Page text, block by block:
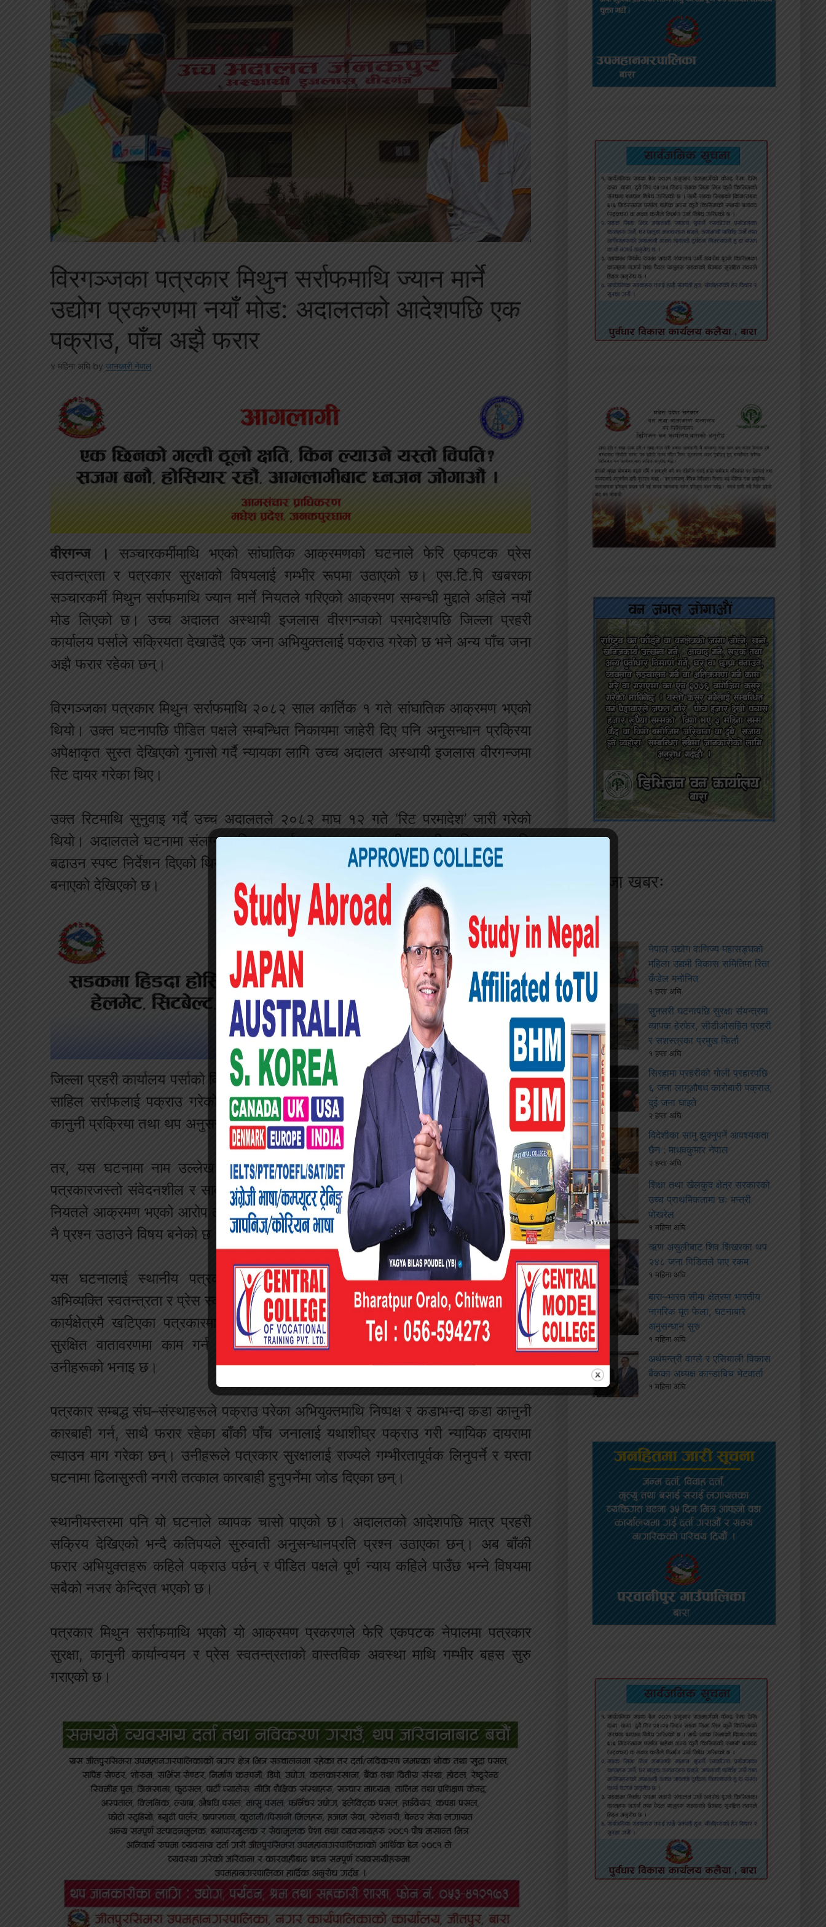
विरगञ्जका पत्रकार मिथुन सर्राफमाथि ज्यान मार्ने
उद्योग प्रकरणमा नयाँ मोड: अदालतको आदेशपछि एक
पक्राउ, पाँच अझै फरार
४ महिना अघि by जानकारी नेपाल
वीरगन्ज ।
सञ्चारकर्मीमाथि भएको सांघातिक आक्रमणको घटनाले फेरि एकपटक प्रेस
स्वतन्त्रता र पत्रकार सुरक्षाको विषयलाई गम्भीर रूपमा उठाएको छ। एस.टि.पि खबरका
सञ्चारकर्मी मिथुन सर्राफमाथि ज्यान मार्ने नियतले गरिएको आक्रमण सम्बन्धी मुद्दाले अहिले नयाँ
मोड लिएको छ। उच्च अदालत अस्थायी इजलास वीरगन्जको परमादेशपछि जिल्ला प्रहरी
कार्यालय पर्साले सक्रियता देखाउँदै एक जना अभियुक्तलाई पक्राउ गरेको छ भने अन्य पाँच जना
अझै फरार रहेका छन्।
विरगञ्जका पत्रकार मिथुन सर्राफमाथि २०८२ साल कार्तिक १ गते सांघातिक आक्रमण भएको
थियो। उक्त घटनापछि पीडित पक्षले सम्बन्धित निकायमा जाहेरी दिए पनि अनुसन्धान प्रक्रिया
अपेक्षाकृत सुस्त देखिएको गुनासो गर्दै न्यायका लागि उच्च अदालत अस्थायी इजलास वीरगन्जमा
रिट दायर गरेका थिए।
उक्त रिटमाथि सुनुवाइ गर्दै उच्च अदालतले २०८२ माघ १२ गते ‘रिट परमादेश’ जारी गरेको
थियो। अदालतले घटनामा संलग्न व्यक्तिहरूलाई तत्काल पक्राउ गरी कानुनी प्रक्रिया अगाडि
बढाउन स्पष्ट निर्देशन दिएको थियो। अदालतको आदेशपछि मात्रै प्रहरीले अनुसन्धानलाई तीव्र
बनाएको देखिएको छ।
जिल्ला प्रहरी कार्यालय पर्साको विशेष टोलीले जाहेरीमा नाम उल्लेख भएका ६ जना प्रतिवादीमध्ये
साहिल सर्राफलाई पक्राउ गरेको जनाएको छ। प्रहरीले उनलाई नियन्त्रणमा लिएर आवश्यक
कानुनी प्रक्रिया तथा थप अनुसन्धान अगाडि बढाइएको जानकारी दिएको छ।
तर, यस घटनामा नाम उल्लेख भएका अन्य पाँच जना प्रतिवादी अझै फरार रहेका छन्।
पत्रकारजस्तो संवेदनशील र सार्वजनिक चासोको क्षेत्रमा कार्यरत व्यक्तिमाथि ज्यानै लिन सक्ने
नियतले आक्रमण भएको आरोप लागेका व्यक्तिहरू अझै खुलेआम फरार रहनु सुरक्षा व्यवस्थामाथि
नै प्रश्न उठाउने विषय बनेको छ।
यस घटनालाई स्थानीय पत्रकार समुदायले सञ्चारकर्मीमाथिको मात्र नभई लोकतन्त्र,
अभिव्यक्ति स्वतन्त्रता र प्रेस स्वतन्त्रतामाथिको सीधा आक्रमण को रूपमा व्याख्या गरेका छन्।
कार्यक्षेत्रमै खटिएका पत्रकारमाथि भएको यस्तो गम्भीर प्रकृतिको आक्रमणले पत्रकारहरू
सुरक्षित वातावरणमा काम गर्न पाउने संवैधानिक अधिकारमाथि समेत चुनौती खडा गरेको
उनीहरूको भनाइ छ।
पत्रकार सम्बद्ध संघ–संस्थाहरूले पक्राउ परेका अभियुक्तमाथि निष्पक्ष र कडाभन्दा कडा कानुनी
कारबाही गर्न, साथै फरार रहेका बाँकी पाँच जनालाई यथाशीघ्र पक्राउ गरी न्यायिक दायरामा
ल्याउन माग गरेका छन्। उनीहरूले पत्रकार सुरक्षालाई राज्यले गम्भीरतापूर्वक लिनुपर्ने र यस्ता
घटनामा ढिलासुस्ती नगरी तत्काल कारबाही हुनुपर्नेमा जोड दिएका छन्।
स्थानीयस्तरमा पनि यो घटनाले व्यापक चासो पाएको छ। अदालतको आदेशपछि मात्र प्रहरी
सक्रिय देखिएको भन्दै कतिपयले सुरुवाती अनुसन्धानप्रति प्रश्न उठाएका छन्। अब बाँकी
फरार अभियुक्तहरू कहिले पक्राउ पर्छन् र पीडित पक्षले पूर्ण न्याय कहिले पाउँछ भन्ने विषयमा
सबैको नजर केन्द्रित भएको छ।
पत्रकार मिथुन सर्राफमाथि भएको यो आक्रमण प्रकरणले फेरि एकपटक नेपालमा पत्रकार
सुरक्षा, कानुनी कार्यान्वयन र प्रेस स्वतन्त्रताको वास्तविक अवस्था माथि गम्भीर बहस सुरु
गराएको छ।
ताजा खबरः
नेपाल उद्योग वाणिज्य महासङ्घको
महिला उद्यमी विकास समितिमा रिता
कँडेल मनोनित
१ हप्ता अघि
सुनसरी घटनापछि सुरक्षा संयन्त्रमा
व्यापक हेरफेर, सीडीओसहित प्रहरी
र सशस्त्रका प्रमुख फिर्ता
१ हप्ता अघि
सिरहामा प्रहरीको गोली प्रहारपछि
६ जना लागूऔषध कारोबारी पक्राउ,
दुई जना घाइते
२ हप्ता अघि
विदेशीका सामु झुक्नुपर्ने आवश्यकता
छैन : माधवकुमार नेपाल
२ हप्ता अघि
शिक्षा तथा खेलकुद क्षेत्र सरकारको
उच्च प्राथमिकतामा छः मन्त्री
पोखरेल
१ महिना अघि
ऋण असुलीबाट शिव शिखरका थप
२४८ जना पिडितले पाए रकम
१ महिना अघि
बारा–भारत सीमा क्षेत्रमा भारतीय
नागरिक मृत फेला, घटनाबारे
अनुसन्धान सुरु
१ महिना अघि
अर्थमन्त्री वाग्ले र एसियाली विकास
बैंकका अध्यक्ष कान्डाबिच भेटवार्ता
१ महिना अघि